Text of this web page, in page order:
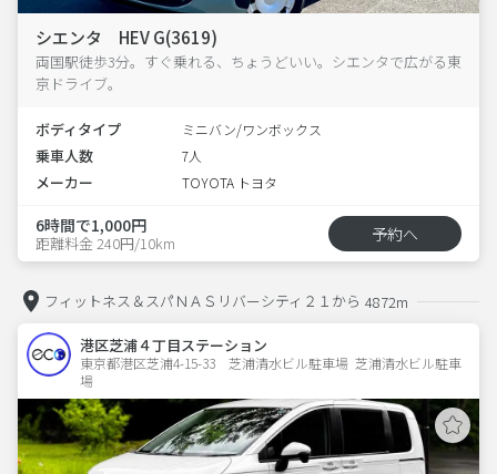
シエンタ HEV G(3619)
両国駅徒歩3分。すぐ乗れる、ちょうどいい。シエンタで広がる東
京ドライブ。
ボディタイプ ミニバン/ワンボックス
乗車人数 7人
メーカー TOYOTA トヨタ
6時間で1,000円
距離料金 240円/10km 予約へ
フィットネス＆スパＮＡＳリバーシティ２１から 4872m
港区芝浦４丁目ステーション
東京都港区芝浦4-15-33　芝浦清水ビル駐車場  芝浦清水ビル駐車
場